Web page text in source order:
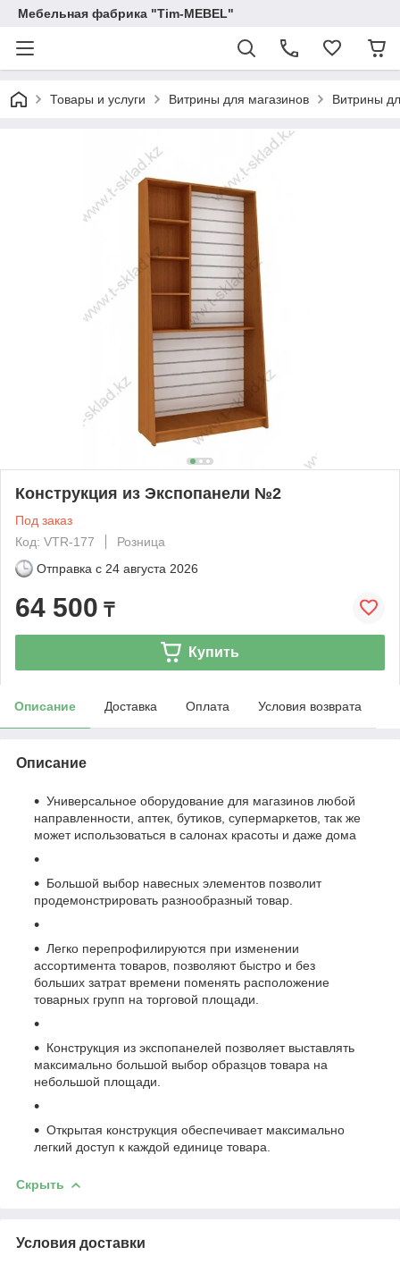
Мебельная фабрика "Tim-MEBEL"
Товары и услуги Витрины для магазинов Витрины
Конструкция из Экспопанели №2
Под заказ
Код: VTR-177
Розница
Отправка с 24 августа 2026
64 500 ₸
Купить
Описание Доставка Оплата Условия возврата
Описание
Универсальное оборудование для магазинов любой
направленности, аптек, бутиков, супермаркетов, так же
может использоваться в салонах красоты и даже дома
Большой выбор навесных элементов позволит
продемонстрировать разнообразный товар.
Легко перепрофилируются при изменении
ассортимента товаров, позволяют быстро и без
больших затрат времени поменять расположение
товарных групп на торговой площади.
Конструкция из экспопанелей позволяет выставлять
максимально большой выбор образцов товара на
небольшой площади.
Открытая конструкция обеспечивает максимально
легкий доступ к каждой единице товара.
Скрыть
Условия доставки